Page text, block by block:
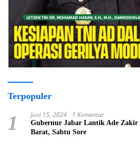
Terpopuler
1 Juni 15, 2024 1 Komentar
Gubernur Jabar Lantik Ade
Barat, Sabtu Sore